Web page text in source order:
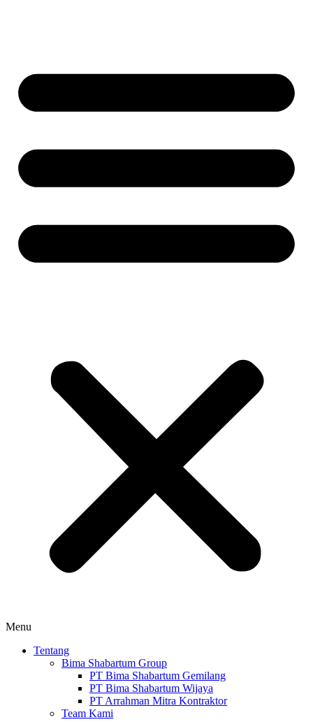
Menu
Tentang
Bima Shabartum Group
PT Bima Shabartum Gemilang
PT Bima Shabartum Wijaya
PT Arrahman Mitra Kontraktor
Team Kami